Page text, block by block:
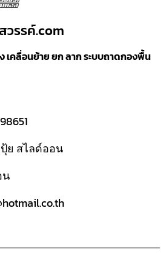
รรค์.com
เคลื่อนย้าย ยก ลาก ระบบถาดกองพื้น
ปุ้ย สไลด์ออน
น